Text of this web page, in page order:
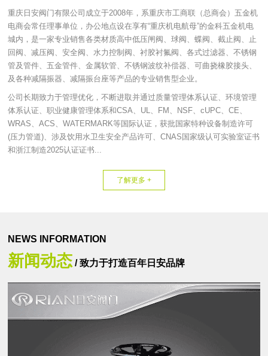
重庆日安阀门有限公司成立于2008年，系重庆市工商联（总商会）五金机
电商会常任理事单位，办公地点设在享有“重庆机电航母”的金科五金机电
城内，是一家专业销售各类材质高中低压闸阀、球阀、蝶阀、截止阀、止
回阀、减压阀、安全阀、水力控制阀、衬胶衬氟阀、各式过滤器、不锈钢
管及管件、五金管件、金属软管、不锈钢波纹补偿器、可曲挠橡胶接头、
及各种减隔振器、减隔振台座等产品的专业销售型企业。
公司长期致力于管理优化，不断进取并通过质量管理体系认证、环境管理
体系认证、职业健康管理体系和CSA、UL、FM、NSF、cUPC、CE、
WRAS、ACS、WATERMARK等国际认证，获批国家特种设备制造许可
(压力管道)、涉及饮用水卫生安全产品许可、CNAS国家级认可实验室证书
和浙江制造2025认证证书...
了解更多 +
NEWS INFORMATION
新闻动态 / 致力于打造百年日安品牌